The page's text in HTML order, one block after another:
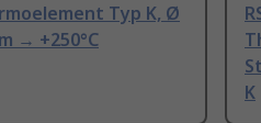
Typ K, Ø
→ +250°C
K